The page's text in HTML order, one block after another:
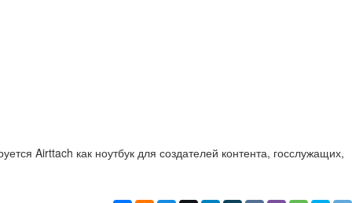
Airttach как ноутбук для создателей контента, госслужащих,